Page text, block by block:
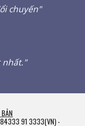
chuyến"
nhất."
333 91 3333(VN) -